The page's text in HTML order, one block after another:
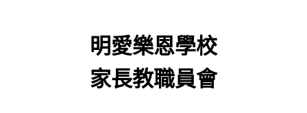
明愛樂恩學校
家長教職員會